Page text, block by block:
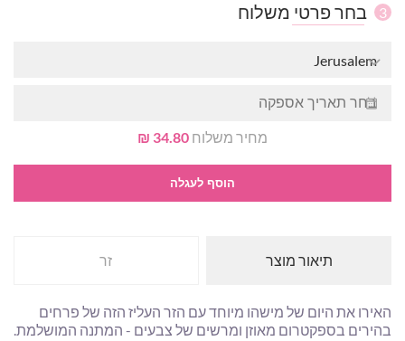
3 בחר פרטי משלוח
Jerusalem
מחיר משלוח 34.80 ₪
הוסף לעגלה
תיאור מוצר זר
האירו את היום של מישהו מיוחד עם הזר העליז הזה של פרחים
בהירים בספקטרום מאוזן ומרשים של צבעים - המתנה המושלמת.